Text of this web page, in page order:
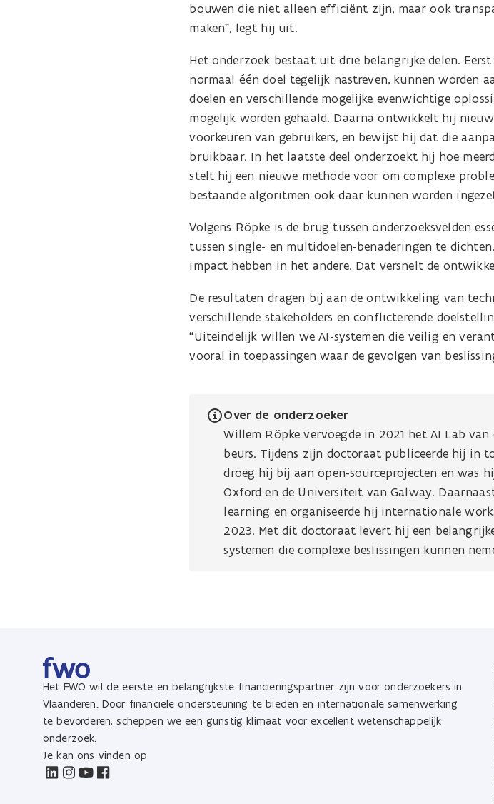
bouwen die niet alleen efficiënt zijn, maar ook
maken”, legt hij uit.
Het onderzoek bestaat uit drie belangrijke delen.
normaal één doel tegelijk nastreven, kunnen worden
doelen en verschillende mogelijke evenwichtige
mogelijk worden gehaald. Daarna ontwikkelt hij
voorkeuren van gebruikers, en bewijst hij dat die
bruikbaar. In het laatste deel onderzoekt hij hoe
stelt hij een nieuwe methode voor om complexe
bestaande algoritmen ook daar kunnen worden
Volgens Röpke is de brug tussen onderzoeksvelden
tussen single- en multidoelen-benaderingen te
impact hebben in het andere. Dat versnelt de
De resultaten dragen bij aan de ontwikkeling van
verschillende stakeholders en conflicterende
“Uiteindelijk willen we AI-systemen die veilig en
vooral in toepassingen waar de gevolgen van
Over de onderzoeker
Willem Röpke vervoegde in 2021 het AI Lab
beurs. Tijdens zijn doctoraat publiceerde hij in
droeg hij bij aan open-sourceprojecten en was
Oxford en de Universiteit van Galway.
learning en organiseerde hij internationale
2023. Met dit doctoraat levert hij een
systemen die complexe beslissingen kunnen
Het FWO wil de eerste en belangrijkste financieringspartner zijn voor onderzoekers in
Vlaanderen. Door financiële ondersteuning te bieden en internationale samenwerking
te bevorderen, scheppen we een gunstig klimaat voor excellent wetenschappelijk
onderzoek.
Je kan ons vinden op